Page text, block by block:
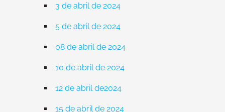
3 de abril de 2024
5 de abril de 2024
08 de abril de 2024
10 de abril de 2024
12 de abril de2024
15 de abril de 2024